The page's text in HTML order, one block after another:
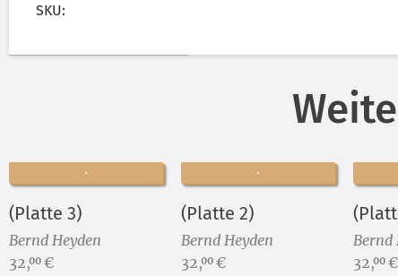
SKU:
(Platte 3)
Bernd Heyden
Preis:
32,00 €
(Platte 2)
Bernd Heyden
Preis:
32,00 €
Bernd
Preis:
32,00 €